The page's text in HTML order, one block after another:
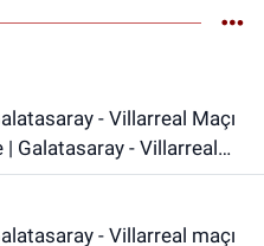
Anlatım | Galatasaray